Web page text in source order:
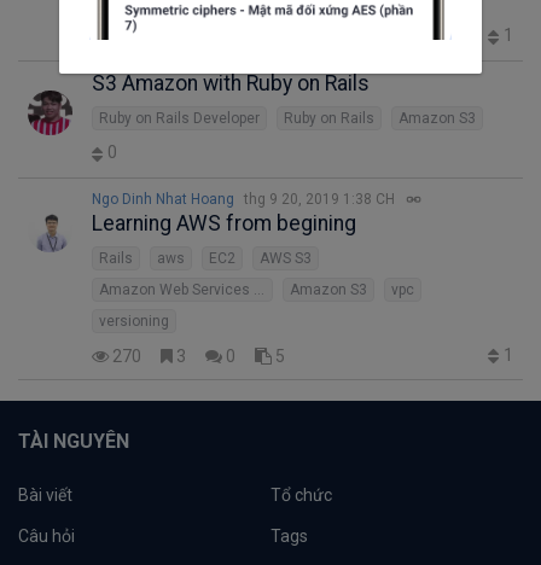
407 1
S3 Amazon with Ruby on Rails
Ruby on Rails Developer Ruby on Rails Amazon S3
0
Ngo Dinh Nhat Hoang thg 9 20, 2019 1:38 CH
Learning AWS from begining
Rails aws EC2
AWS S3
Amazon S3
vpc
versioning
270 3 0 5 1
TÀI NGUYÊN
Bài viết Tổ chức
Câu hỏi Tags